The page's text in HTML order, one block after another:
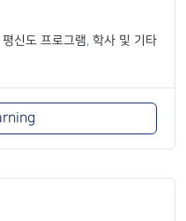
평신도 프로그램 학사 및 기타